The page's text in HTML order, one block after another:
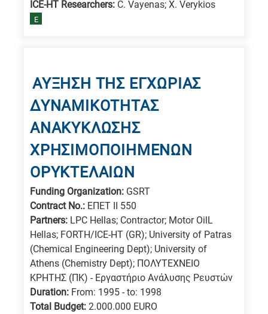
ICE-HT Researchers: C. Vayenas; X. Verykios
E
ΑΥΞΗΣΗ ΤΗΣ ΕΓΧΩΡΙΑΣ
ΔΥΝΑΜΙΚΟΤΗΤΑΣ
ΑΝΑΚΥΚΛΩΣΗΣ
ΧΡΗΣΙΜΟΠΟΙΗΜΕΝΩΝ
ΟΡΥΚΤΕΛΑΙΩΝ
Funding Organization: GSRT
Contract No.: ΕΠΕΤ ΙΙ 550
Partners: LPC Hellas; Contractor; Motor OilL
Hellas; FORTH/ICE-HT (GR); University of Patras
(Chemical Engineering Dept); University of
Athens (Chemistry Dept); ΠΟΛΥΤΕΧΝΕΙΟ
ΚΡΗΤΗΣ (ΠΚ) - Εργαστήριο Ανάλυσης Ρευστών
Duration: From: 1995 - to: 1998
Total Budget: 2.000.000 EURO